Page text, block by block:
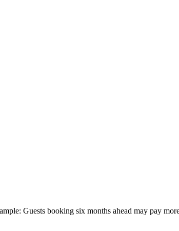
Guests booking six months ahead may pay